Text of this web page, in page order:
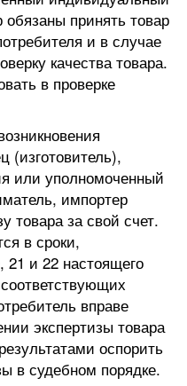
принять товар
и в случае
качества товара.
в проверке
(изготовитель),
или уполномоченный
импортер
товара за свой счет.
в сроки,
21 и 22 настоящего
вправе
экспертизы товара
оспорить
в судебном порядке.